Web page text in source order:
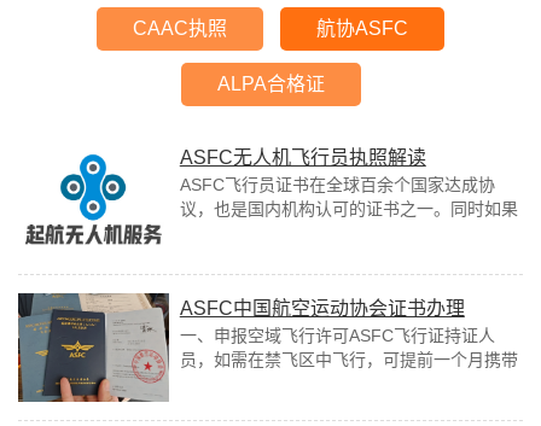
CAAC执照 航协ASFC
ALPA合格证
ASFC无人机飞行员执照解读
ASFC飞行员证书在全球百余个国家达成协
议，也是国内机构认可的证书之一。同时如果
进...
ASFC中国航空运动协会证书办理
一、申报空域飞行许可ASFC飞行证持证人
员，如需在禁飞区中飞行，可提前一个月携带